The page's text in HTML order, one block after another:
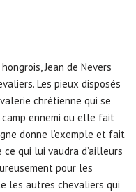
Jean de Nevers
Les pieux disposés
chrétienne qui se
ennemi ou elle fait
donne l’exemple et fait
qui lui vaudra d’ailleurs
pour les
les autres chevaliers qui